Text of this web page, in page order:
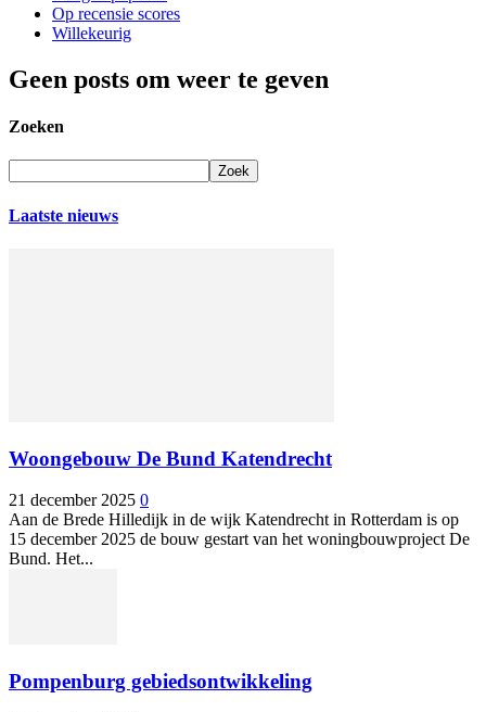
Op recensie scores
Willekeurig
Geen posts om weer te geven
Zoeken
Laatste nieuws
Woongebouw De Bund Katendrecht
21 december 2025 0
Aan de Brede Hilledijk in de wijk Katendrecht in Rotterdam is op
15 december 2025 de bouw gestart van het woningbouwproject De
Bund. Het...
Pompenburg gebiedsontwikkeling